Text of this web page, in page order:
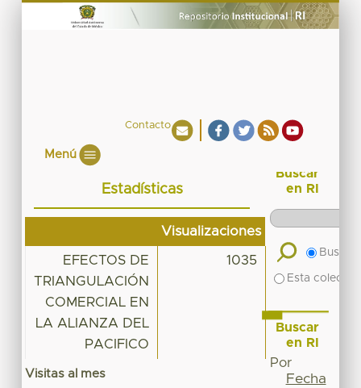
Contacto
Menú
Estadísticas
Visualizaciones
EFECTOS DE
TRIANGULACIÓN
COMERCIAL EN
LA ALIANZA DEL
PACIFICO
1035
Visitas al mes
Buscar
en RI
Buscar
Esta
Buscar
en RI
Por
Fecha